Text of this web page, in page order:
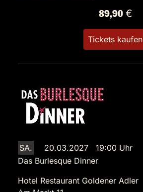
89,90 €
Tickets kaufen
SA.
20.03.2027 19:00 Uhr
Das Burlesque Dinner
Hotel Restaurant Goldener Adler